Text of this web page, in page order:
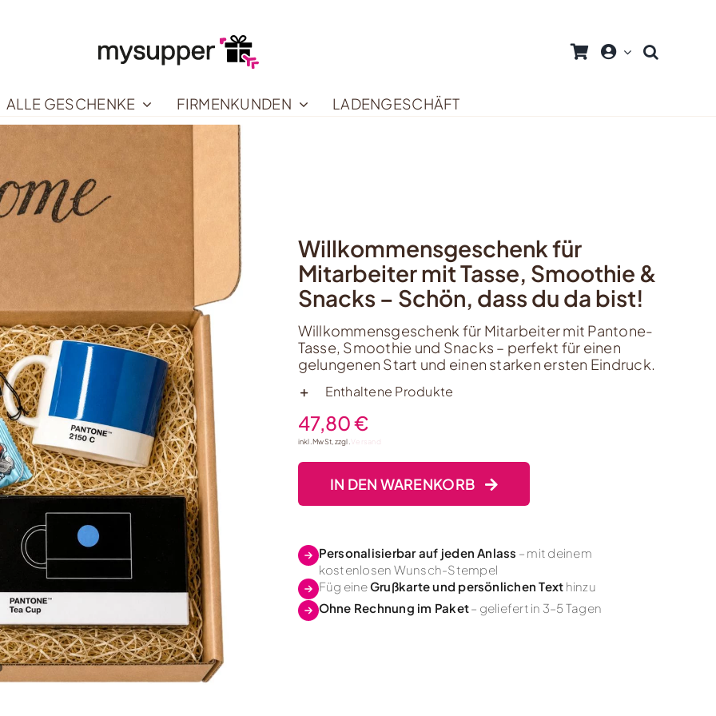
ALLE GESCHENKE FIRMENKUNDEN LADENGESCHÄFT
Willkommensgeschenk für
Mitarbeiter mit Tasse, Smoothie &
Snacks – Schön, dass du da bist!
Willkommensgeschenk für Mitarbeiter mit Pantone-
Tasse, Smoothie und Snacks – perfekt für einen
gelungenen Start und einen starken ersten Eindruck.
Enthaltene Produkte
47,80€
inkl. MwSt, zzgl. Versand
IN DEN WARENKORB
Personalisierbar auf jeden Anlass – mit deinem
kostenlosen Wunsch-Stempel
Füg eineGrußkarte und persönlichen Text hinzu
Ohne Rechnung im Paket– geliefert in 3–5 Tagen